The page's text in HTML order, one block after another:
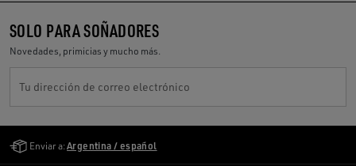
SOLO PARA SOÑADORES
Novedades, primicias y mucho más.
Tu dirección de correo electrónico
Enviar a: Argentina / español